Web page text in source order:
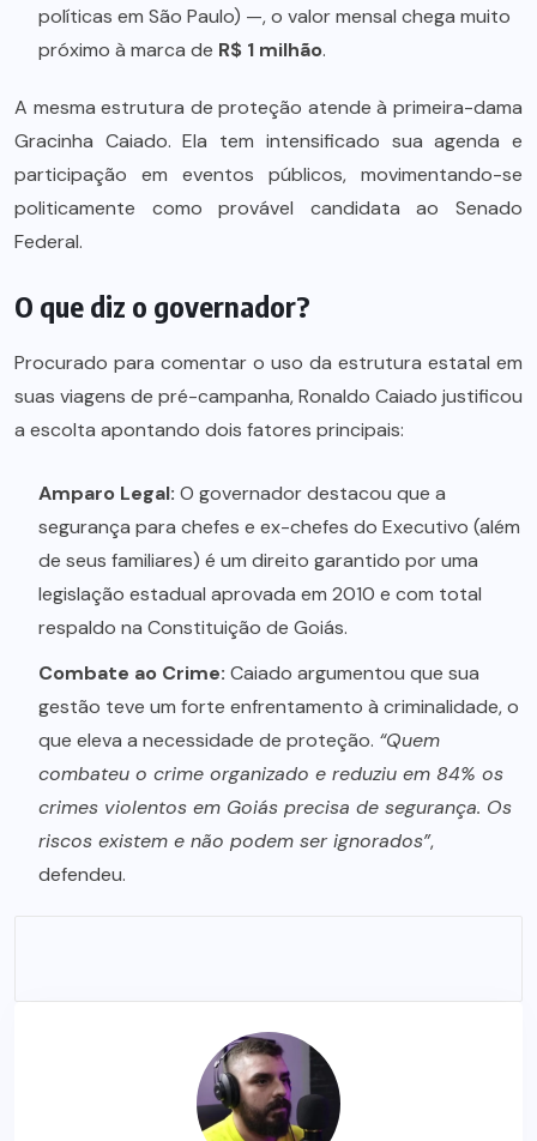
políticas em São Paulo) —, o valor mensal chega muito
próximo à marca de R$ 1 milhão.
A mesma estrutura de proteção atende à primeira-dama
Gracinha Caiado. Ela tem intensificado sua agenda e
participação em eventos públicos, movimentando-se
politicamente como provável candidata ao Senado
Federal.
O que diz o governador?
Procurado para comentar o uso da estrutura estatal em
suas viagens de pré-campanha, Ronaldo Caiado justificou
a escolta apontando dois fatores principais:
Amparo Legal: O governador destacou que a
segurança para chefes e ex-chefes do Executivo (além
de seus familiares) é um direito garantido por uma
legislação estadual aprovada em 2010 e com total
respaldo na Constituição de Goiás.
Combate ao Crime: Caiado argumentou que sua
gestão teve um forte enfrentamento à criminalidade, o
que eleva a necessidade de proteção. “Quem
combateu o crime organizado e reduziu em 84% os
crimes violentos em Goiás precisa de segurança. Os
riscos existem e não podem ser ignorados”,
defendeu.